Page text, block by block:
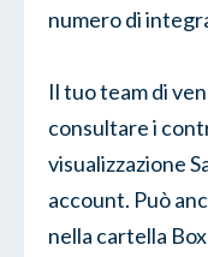
numero di
Il tuo team di
consultare i
visualizzazione
account. Può
nella cartella